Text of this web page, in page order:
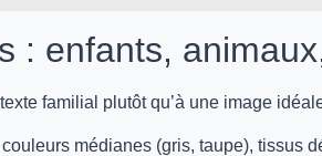
: enfants,
familial plutôt qu’à une image
médianes (gris, taupe), tissus